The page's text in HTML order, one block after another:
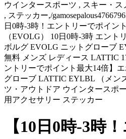
ウインタースポーツ , スキー・
, ステッカー,/
日0時-3時！エントリーでポイン
（EVOLG） 10日0時-3時 エント
ボルグ EVOLG ニットグローブ
無料 メンズ レディース LATTIC
ントリーでポイント最大14倍】
グローブ LATTIC EYLBL （メン
ツ・アウトドア ウインタースポ
用アクセサリー ステッカー
【10日0時-3時